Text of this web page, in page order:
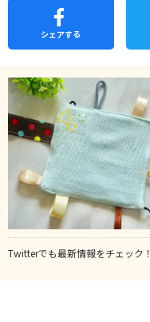
シェアする
Twitterでも最新情報をチェック！